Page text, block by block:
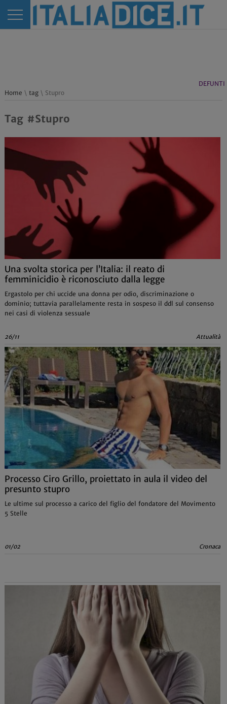
DEFUNTI
Home \ tag\ Stupro
Tag #Stupro
Una svolta storica per l’Italia: il reato di
femminicidio è riconosciuto dalla legge
Ergastolo per chi uccide una donna per odio, discriminazione o
dominio; tuttavia parallelamente resta in sospeso il ddl sul consenso
nei casi di violenza sessuale
26/11 Attualità
Processo Ciro Grillo, proiettato in aula il video del
presunto stupro
Le ultime sul processo a carico del figlio del fondatore del Movimento
5 Stelle
01/02 Cronaca